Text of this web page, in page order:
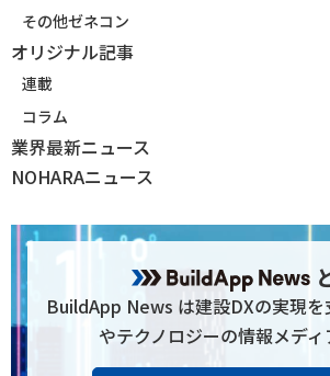
その他ゼネコン
オリジナル記事
連載
コラム
業界最新ニュース
NOHARAニュース
BuildApp News は建設DXの実現
やテクノロジーの情報メディ